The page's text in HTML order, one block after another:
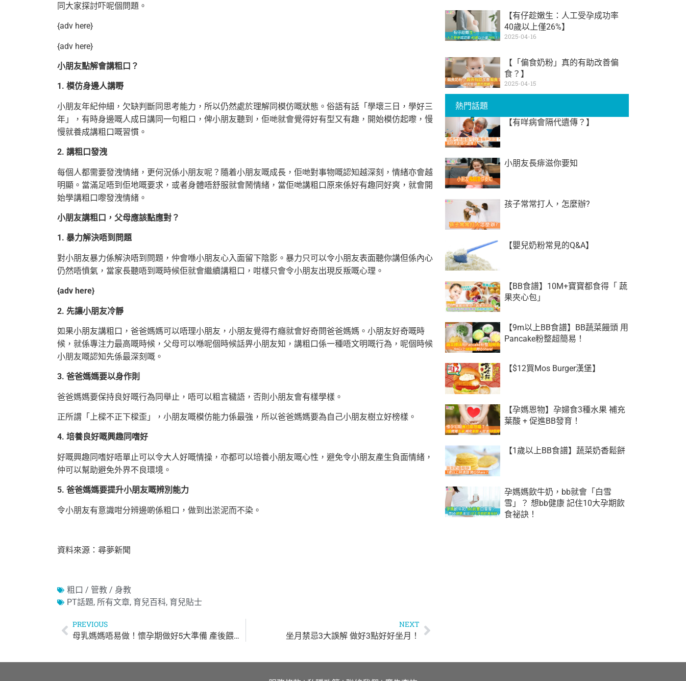
同大家探討吓呢個問題。
{adv here}
{adv here}
小朋友點解會講粗口？
1. 模仿身邊人講嘢
小朋友年紀仲細，欠缺判斷同思考能力，所以仍然處於理解同模仿嘅狀態。俗語有話「學壞三日，學好三
年」，有時身邊嘅人成日講同一句粗口，俾小朋友聽到，佢哋就會覺得好有型又有趣，開始模仿起嚟，慢
慢就養成講粗口嘅習慣。
2. 講粗口發洩
每個人都需要發洩情緒，更何況係小朋友呢？隨着小朋友嘅成長，佢哋對事物嘅認知越深刻，情緒亦會越
明顯。當滿足唔到佢地嘅要求，或者身體唔舒服就會鬧情緒，當佢哋講粗口原來係好有趣同好爽，就會開
始學講粗口嚟發洩情緒。
小朋友講粗口，父母應該點應對？
1. 暴力解決唔到問題
對小朋友暴力係解決唔到問題，仲會喺小朋友心入面留下陰影。暴力只可以令小朋友表面聽你講但係內心
仍然唔憤氣，當家長聽唔到嘅時候佢就會繼續講粗口，咁樣只會令小朋友出現反叛嘅心理。
{adv here}
2. 先讓小朋友冷靜
如果小朋友講粗口，爸爸媽媽可以唔理小朋友，小朋友覺得冇癮就會好奇問爸爸媽媽。小朋友好奇嘅時
候，就係專注力最高嘅時候，父母可以喺呢個時候話畀小朋友知，講粗口係一種唔文明嘅行為，呢個時候
小朋友嘅認知先係最深刻嘅。
3. 爸爸媽媽要以身作則
爸爸媽媽要保持良好嘅行為同舉止，唔可以粗言穢語，否則小朋友會有樣學樣。
正所謂「上樑不正下樑歪」，小朋友嘅模仿能力係最強，所以爸爸媽媽要為自己小朋友樹立好榜樣。
4. 培養良好嘅興趣同嗜好
好嘅興趣同嗜好唔單止可以令大人好嘅情操，亦都可以培養小朋友嘅心性，避免令小朋友產生負面情緒，
仲可以幫助避免外界不良環境。
5. 爸爸媽媽要提升小朋友嘅辨別能力
令小朋友有意識咁分辨邊啲係粗口，做到出淤泥而不染。
資料來源：尋夢新聞
粗口 / 管教 / 身教
PT話題, 所有文章, 育兒百科, 育兒貼士
PREVIOUS
母乳媽媽唔易做！懷孕期做好5大準備 產後餵奶更輕鬆
NEXT
坐月禁忌3大誤解 做好3點好好坐月！
【有仔趁嫩生：人工受孕成功率
40歲以上僅26%】
2025-04-16
【「偏食奶粉」真的有助改善偏
食？】
2025-04-15
熱門話題
【有咩病會隔代遺傳？】
小朋友長痱滋你要知
孩子常常打人，怎麼辦?
【嬰兒奶粉常見的Q&A】
【BB食譜】10M+寶寶都食得「 蔬
果夾心包」
【9m以上BB食譜】BB蔬菜饅頭 用
Pancake粉整超簡易！
【$12買Mos Burger漢堡】
【孕媽恩物】孕婦食3種水果 補充
葉酸 + 促進BB發育！
【1歲以上BB食譜】蔬菜奶香鬆餅
孕媽媽飲牛奶，bb就會「白雪
雪」？ 想bb健康 記住10大孕期飲
食祕訣！